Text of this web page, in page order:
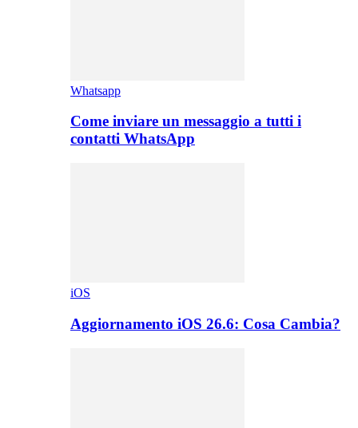
Whatsapp
Come inviare un messaggio a tutti i
contatti WhatsApp
iOS
Aggiornamento iOS 26.6: Cosa Cambia?